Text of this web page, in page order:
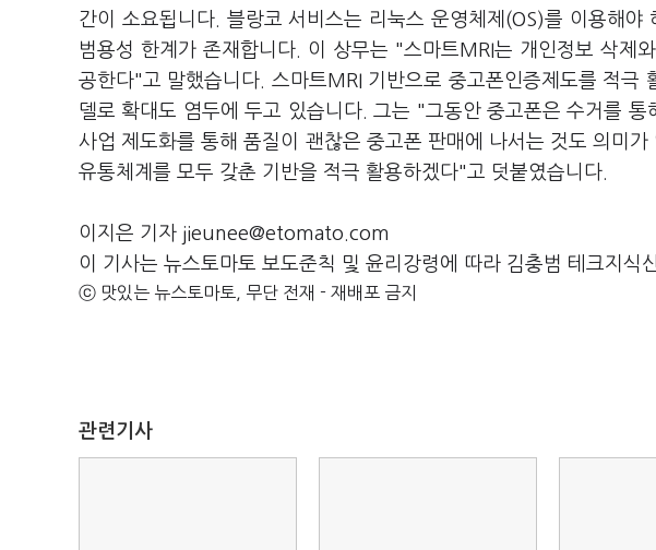
간이 소요됩니다. 블랑코 서비스는 리눅스 운영체제(OS)를 이용해
범용성 한계가 존재합니다. 이 상무는 "스마트MRI는 개인정보 삭제
공한다"고 말했습니다. 스마트MRI 기반으로 중고폰인증제도를 적극
델로 확대도 염두에 두고 있습니다. 그는 "그동안 중고폰은 수거를
사업 제도화를 통해 품질이 괜찮은 중고폰 판매에 나서는 것도 의미
유통체계를 모두 갖춘 기반을 적극 활용하겠다"고 덧붙였습니다.
이지은 기자 jieunee@etomato.com
이 기사는 뉴스토마토 보도준칙 및 윤리강령에 따라 김충범 테크지식
ⓒ 맛있는 뉴스토마토, 무단 전재 - 재배포 금지
관련기사